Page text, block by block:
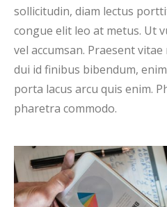
sollicitudin, diam lectus
congue elit leo at metus. Ut
vel accumsan. Praesent
dui id finibus bibendum,
porta lacus arcu quis enim.
pharetra commodo.